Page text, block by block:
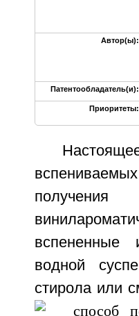
Автор(ы):
Патентообладатель(и):
Приоритеты:
получения
вспененные
водной
стирола или